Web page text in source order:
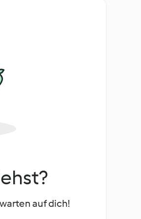
auf dich!